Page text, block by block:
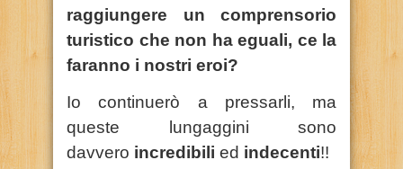
raggiungere un comprensorio
turistico che non ha eguali, ce la
faranno i nostri eroi?
Io continuerò a pressarli, ma
queste lungaggini sono
davvero incredibili ed indecenti!!